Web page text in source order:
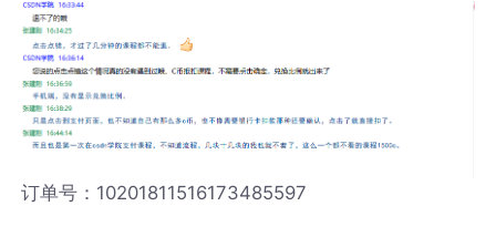
订单号：10201811516173485597